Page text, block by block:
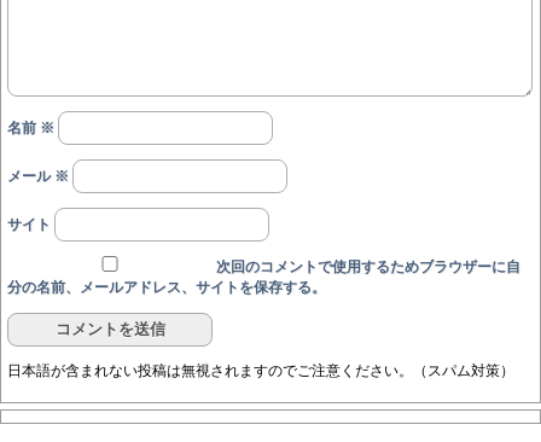
名前 ※
メール ※
サイト
次回のコメントで使用するためブラウザーに自
分の名前、メールアドレス、サイトを保存する。
日本語が含まれない投稿は無視されますのでご注意ください。（スパム対策）